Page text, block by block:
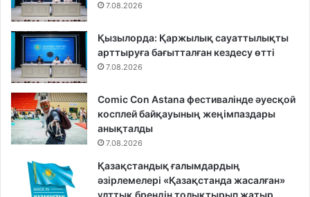
7.08.2026
Қызылорда: Қаржылық сауаттылықты
арттыруға бағытталған кездесу өтті
7.08.2026
Comic Con Astana фестивалінде әуесқой
косплей байқауының жеңімпаздары
анықталды
7.08.2026
Қазақстандық ғалымдардың
әзірлемелері «Қазақстанда жасалған»